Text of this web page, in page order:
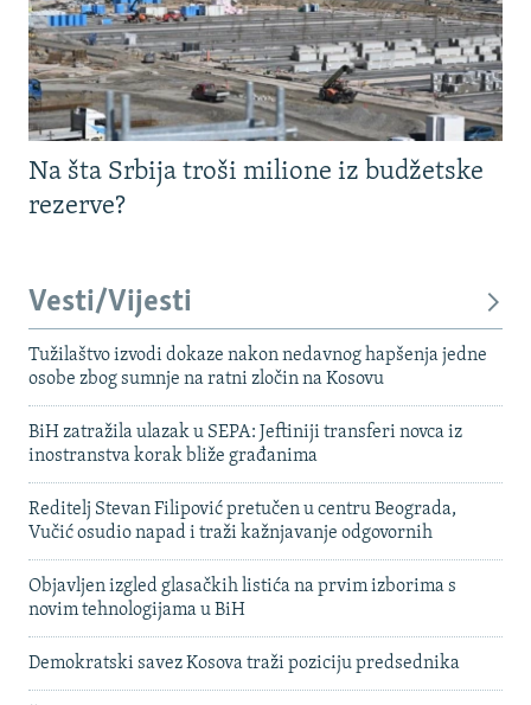
Na šta Srbija troši milione iz budžetske
rezerve?
Vesti/Vijesti
Tužilaštvo izvodi dokaze nakon nedavnog hapšenja jedne
osobe zbog sumnje na ratni zločin na Kosovu
BiH zatražila ulazak u SEPA: Jeftiniji transferi novca iz
inostranstva korak bliže građanima
Reditelj Stevan Filipović pretučen u centru Beograda,
Vučić osudio napad i traži kažnjavanje odgovornih
Objavljen izgled glasačkih listića na prvim izborima s
novim tehnologijama u BiH
Demokratski savez Kosova traži poziciju predsednika